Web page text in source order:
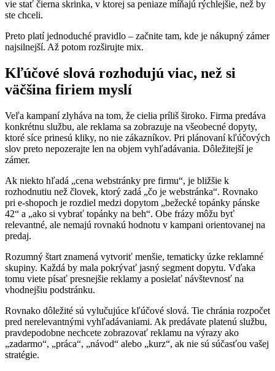
vie stať čierna skrinka, v ktorej sa peniaze míňajú rýchlejšie, než by
ste chceli.
Preto platí jednoduché pravidlo – začnite tam, kde je nákupný zámer
najsilnejší. Až potom rozširujte mix.
Kľúčové slová rozhodujú viac, než si
väčšina firiem myslí
Veľa kampaní zlyháva na tom, že cielia príliš široko. Firma predáva
konkrétnu službu, ale reklama sa zobrazuje na všeobecné dopyty,
ktoré síce prinesú kliky, no nie zákazníkov. Pri plánovaní kľúčových
slov preto nepozerajte len na objem vyhľadávania. Dôležitejší je
zámer.
Ak niekto hľadá „cena webstránky pre firmu“, je bližšie k
rozhodnutiu než človek, ktorý zadá „čo je webstránka“. Rovnako
pri e-shopoch je rozdiel medzi dopytom „bežecké topánky pánske
42“ a „ako si vybrať topánky na beh“. Obe frázy môžu byť
relevantné, ale nemajú rovnakú hodnotu v kampani orientovanej na
predaj.
Rozumný štart znamená vytvoriť menšie, tematicky úzke reklamné
skupiny. Každá by mala pokrývať jasný segment dopytu. Vďaka
tomu viete písať presnejšie reklamy a posielať návštevnosť na
vhodnejšiu podstránku.
Rovnako dôležité sú vylučujúce kľúčové slová. Tie chránia rozpočet
pred nerelevantnými vyhľadávaniami. Ak predávate platenú službu,
pravdepodobne nechcete zobrazovať reklamu na výrazy ako
„zadarmo“, „práca“, „návod“ alebo „kurz“, ak nie sú súčasťou vašej
stratégie.